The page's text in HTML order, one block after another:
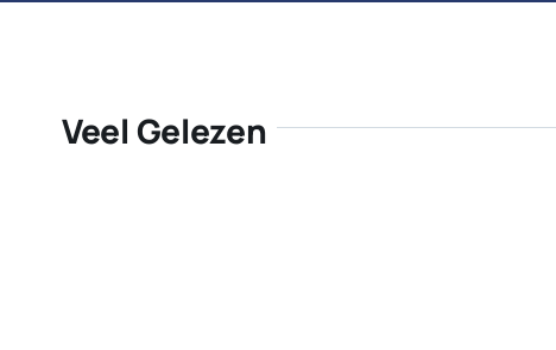
Veel Gelezen